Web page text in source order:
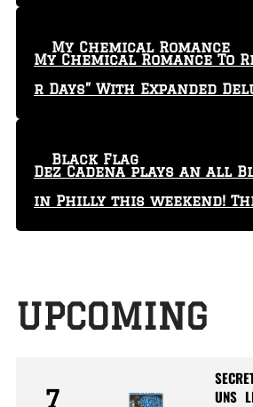
My Chemical Romance To
r Days” With Expanded
My Chemical Romance
Dez Cadena plays an all
in Philly this weekend!
29 tickets left!
Black Flag
UPCOMING
7
UNS